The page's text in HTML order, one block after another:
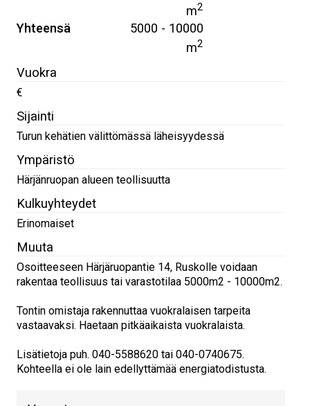
m2
Yhteensä
5000 - 10000
m2
Vuokra
€
Sijainti
Turun kehätien välittömässä läheisyydessä
Ympäristö
Härjänruopan alueen teollisuutta
Kulkuyhteydet
Erinomaiset
Muuta
Osoitteeseen Härjäruopantie 14, Ruskolle voidaan
rakentaa teollisuus tai varastotilaa 5000m2 - 10000m2.
Tontin omistaja rakennuttaa vuokralaisen tarpeita
vastaavaksi. Haetaan pitkäaikaista vuokralaista.
Lisätietoja puh. 040-5588620 tai 040-0740675.
Kohteella ei ole lain edellyttämää energiatodistusta.